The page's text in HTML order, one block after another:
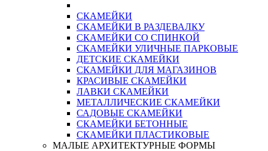
СКАМЕЙКИ
СКАМЕЙКИ В РАЗДЕВАЛКУ
СКАМЕЙКИ СО СПИНКОЙ
СКАМЕЙКИ УЛИЧНЫЕ ПАРКОВЫЕ
ДЕТСКИЕ СКАМЕЙКИ
СКАМЕЙКИ ДЛЯ МАГАЗИНОВ
КРАСИВЫЕ СКАМЕЙКИ
ЛАВКИ СКАМЕЙКИ
МЕТАЛЛИЧЕСКИЕ СКАМЕЙКИ
САДОВЫЕ СКАМЕЙКИ
СКАМЕЙКИ БЕТОННЫЕ
СКАМЕЙКИ ПЛАСТИКОВЫЕ
МАЛЫЕ АРХИТЕКТУРНЫЕ ФОРМЫ